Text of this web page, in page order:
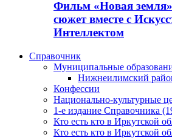
Фильм «Новая
сюжет вместе с
Интеллектом
Справочник
Муниципальные
Нижнеилимский
Конфессии
Национально-культурные
1-е издание Справочника
Кто есть кто в Иркутской
Кто есть кто в Иркутской